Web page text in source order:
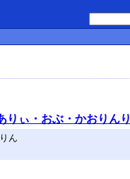
りぃ・おぶ・かおりん
ん